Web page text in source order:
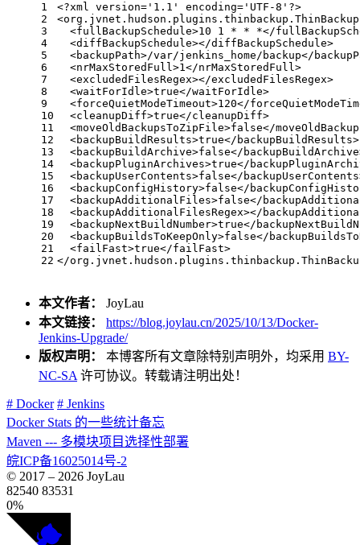
1
2
3
4
5
6
7
8
9
10
11
12
13
14
15
16
17
18
19
20
21
22
<?xml version='1.1' encoding='UTF-8'?>
<
<fullBackupSchedule>10 1 * * *</
<diffBackupSchedule></diffBackupSchedule>
<backupPath>/var/jenkins_home/backup</
<nrMaxStoredFull>1</nrMaxStoredFull>
<excludedFilesRegex></excludedFilesRegex>
<waitForIdle>true</waitForIdle>
<forceQuietModeTimeout>120</
<cleanupDiff>true</cleanupDiff>
<moveOldBackupsToZipFile>false</
<backupBuildResults>true</ backupBuildResults>
<backupBuildArchive>false</ backupBuildArchive
<backupPluginArchives>true</
<backupUserContents>false</ backupUserContents
<backupConfigHistory>false</
<backupAdditionalFiles>false</
<backupAdditionalFilesRegex></
<backupNextBuildNumber>true</
<backupBuildsToKeepOnly>false</
<failFast>true</failFast>
</
本文作者： JoyLau
本文链接：
https://blog.joylau.cn/2025/10/13/Docker-
Jenkins-Upgrade/
版权声明： 本博客所有文章除特别声明外，均采用 BY-
NC-SA 许可协议。转载请注明出处！
# Docker # Jenkins
Docker Stats 的一些统计备忘
Maven --- 多模块项目选择性部署
皖ICP备16025014号-2
© 2017 – 2026 JoyLau
82540 83531
0%